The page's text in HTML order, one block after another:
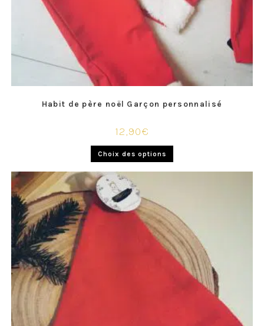
Habit de père noël Garçon personnalisé
12,90€
Choix des options